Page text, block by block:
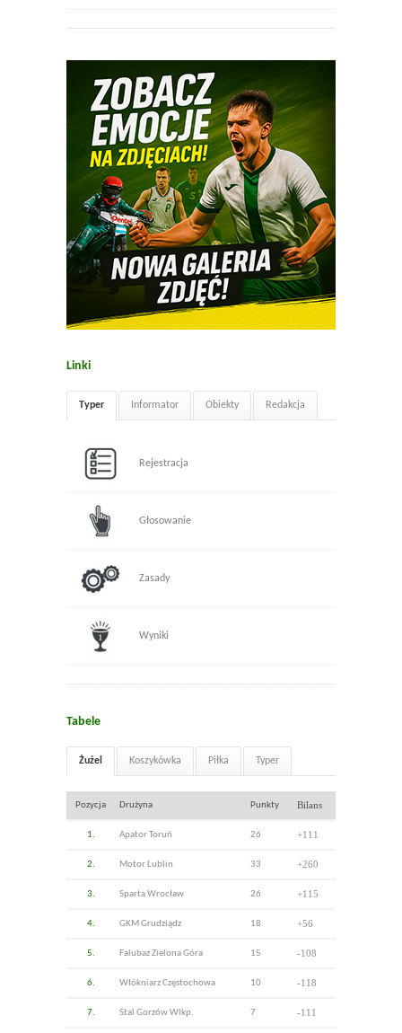
Linki
Typer Informator Obiekty Redakcja
Rejestracja
Głosowanie
Zasady
Wyniki
Tabele
Żużel Koszykówka Piłka Typer
Pozycja Drużyna Punkty Bilans
1. Apator Toruń 26 +111
2. Motor Lublin 33 +260
3. Sparta Wrocław 26 +115
4. GKM Grudziądz 18 +56
5. Falubaz Zielona Góra 15 -108
6. Włókniarz Częstochowa 10 -118
7. Stal Gorzów Wlkp. 7 -111